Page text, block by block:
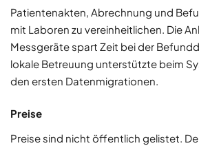
Patientenakten, Abrechnung und
mit Laboren zu vereinheitlichen. Die
Messgeräte spart Zeit bei der
lokale Betreuung unterstützte beim
den ersten Datenmigrationen.
Preise
Preise sind nicht öffentlich gelistet.